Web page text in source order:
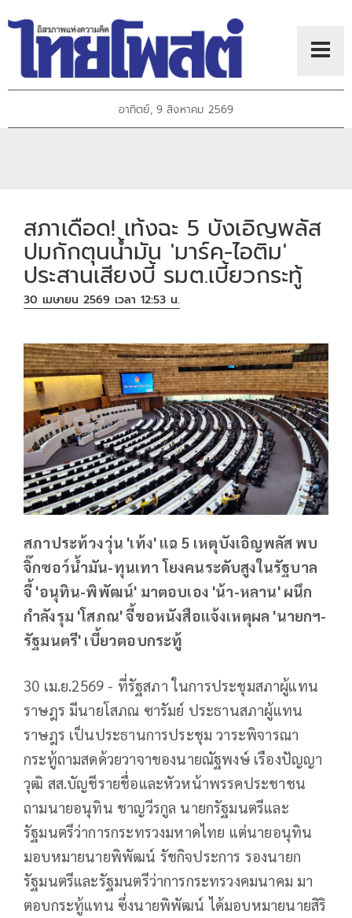
อาทิตย์, 9 สิงหาคม 2569
สภาเดือด! เท้งฉะ 5 บังเอิญพลัส
ปมกักตุนน้ำมัน 'มาร์ค-ไอติม'
ประสานเสียงบี้ รมต.เบี้ยวกระทู้
30 เมษายน 2569 เวลา 12:53 น.
สภาประท้วงวุ่น 'เท้ง' แฉ 5 เหตุบังเอิญพลัส พบ
จิ๊กซอว์น้ำมัน-ทุนเทา โยงคนระดับสูงในรัฐบาล
จี้ 'อนุทิน-พิพัฒน์' มาตอบเอง 'น้า-หลาน' ผนึก
กำลังรุม 'โสภณ' จี้ขอหนังสือแจ้งเหตุผล 'นายกฯ-
รัฐมนตรี' เบี้ยวตอบกระทู้
30 เม.ย.2569 - ที่รัฐสภา ในการประชุมสภาผู้แทน
ราษฎร มีนายโสภณ ซารัมย์ ประธานสภาผู้แทน
ราษฎร เป็นประธานการประชุม วาระพิจารณา
กระทู้ถามสดด้วยวาจาของนายณัฐพงษ์ เรืองปัญญา
วุฒิ สส.บัญชีรายชื่อและหัวหน้าพรรคประชาชน
ถามนายอนุทิน ชาญวีรกูล นายกรัฐมนตรีและ
รัฐมนตรีว่าการกระทรวงมหาดไทย แต่นายอนุทิน
มอบหมายนายพิพัฒน์ รัชกิจประการ รองนายก
รัฐมนตรีและรัฐมนตรีว่าการกระทรวงคมนาคม มา
ตอบกระทู้แทน ซึ่งนายพิพัฒน์ ได้มอบหมายนายสิริ